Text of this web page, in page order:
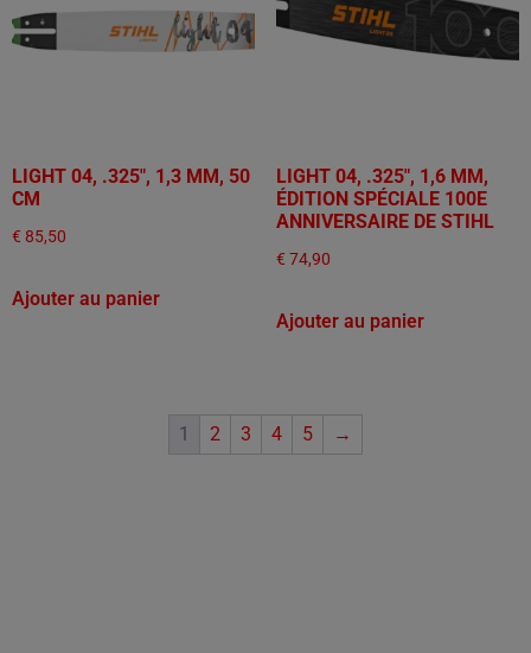
LIGHT 04, .325", 1,3 MM, 50
CM
€ 85,50
Ajouter au panier
LIGHT 04, .325", 1,6 MM,
ÉDITION SPÉCIALE 100E
ANNIVERSAIRE DE STIHL
€ 74,90
Ajouter au panier
1 2 3 4 5 →